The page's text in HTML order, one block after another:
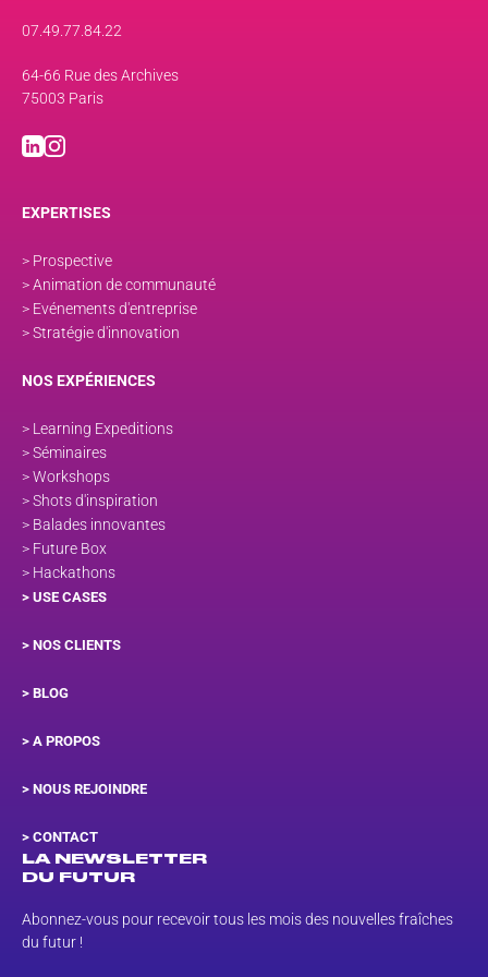
07.49.77.84.22
64-66 Rue des Archives
75003 Paris
EXPERTISES
> Prospective
> Animation de communauté
> Evénements d'entreprise
> Stratégie d'innovation
NOS EXPÉRIENCES
> Learning Expeditions
> Séminaires
> Workshops
> Shots d'inspiration
> Balades innovantes
> Future Box
> Hackathons
> USE CASES
> NOS CLIENTS
> BLOG
> A PROPOS
> NOUS REJOINDRE
> CONTACT
LA NEWSLETTER
DU FUTUR
Abonnez-vous pour recevoir tous les mois des nouvelles fraîches
du futur !